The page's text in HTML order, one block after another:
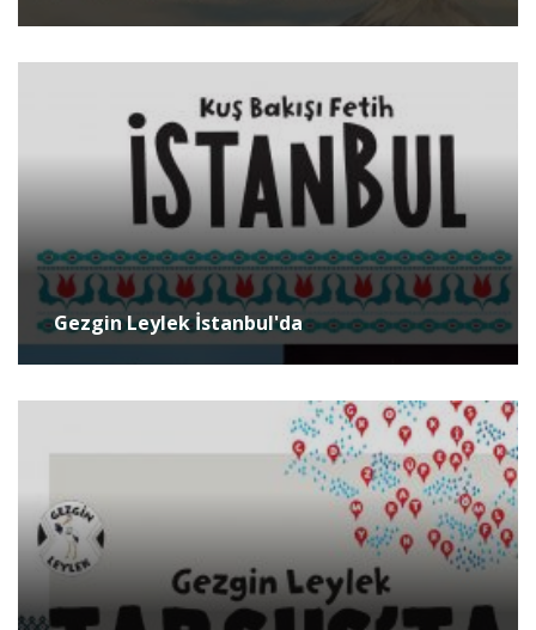
Gezgin Leylek İstanbul'da